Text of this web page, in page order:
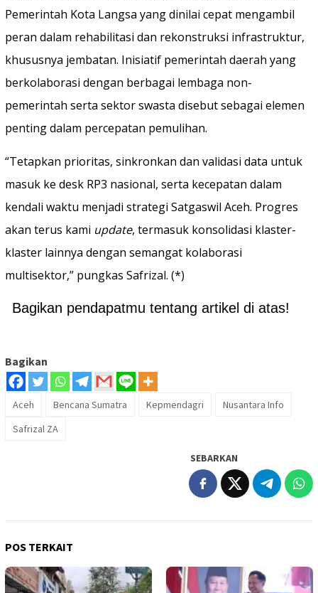
Pemerintah Kota Langsa yang dinilai cepat mengambil
peran dalam rehabilitasi dan rekonstruksi infrastruktur,
khususnya jembatan. Inisiatif pemerintah daerah yang
berkolaborasi dengan berbagai lembaga non-
pemerintah serta sektor swasta disebut sebagai elemen
penting dalam percepatan pemulihan.
“Tetapkan prioritas, sinkronkan dan validasi data untuk
masuk ke desk RP3 nasional, serta kecepatan dalam
kendali waktu menjadi strategi Satgaswil Aceh. Progres
akan terus kami update, termasuk konsolidasi klaster-
klaster lainnya dengan semangat kolaborasi
multisektor,” pungkas Safrizal. (*)
Bagikan pendapatmu tentang artikel di atas!
Bagikan
Aceh Bencana Sumatra Kepmendagri
Nusantara Info
Safrizal ZA
SEBARKAN
POS TERKAIT